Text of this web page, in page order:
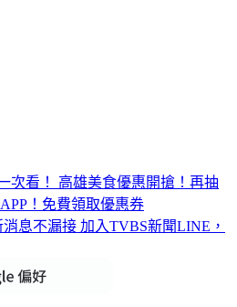
次看！ 高雄美食優惠開搶！再抽
！免費領取優惠券
消息不漏接 加入TVBS新聞LINE，